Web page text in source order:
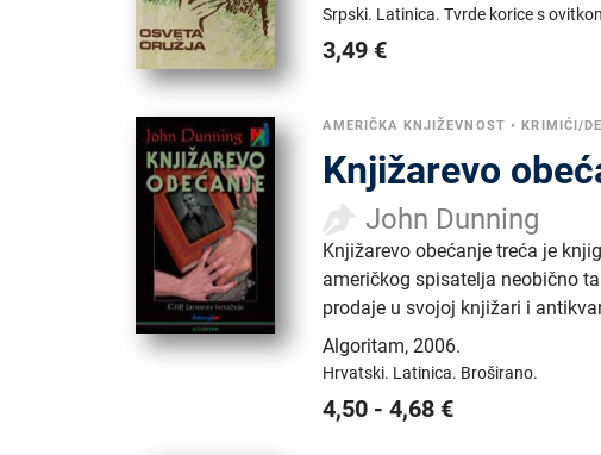
Srpski. Latinica.Tvrde korice s
3,49 €
AMERIČKA KNJIŽEVNOST • KRIMIĆI/
Knjižarevo
John Dunning
Knjižarevo obećanje treća je
američkog spisatelja neobično
prodaje u svojoj knjižari i
Algoritam,2006.
Hrvatski. Latinica. Broširano.
4,50 -4,68 €